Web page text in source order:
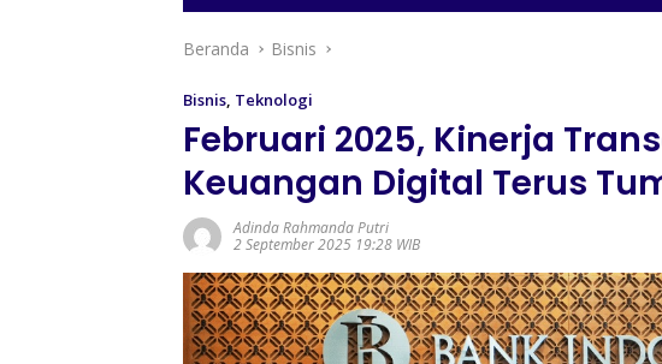
Beranda Bisnis
Bisnis, Teknologi
Februari 2025, Kinerja
Keuangan Digital Terus
Adinda Rahmanda Putri
2 September 2025 19:28 WIB